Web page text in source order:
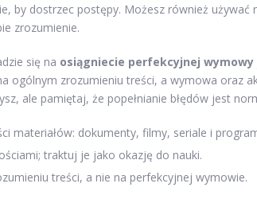
by dostrzec postępy. Możesz również
zrozumienie.
się na osiągniecie perfekcyjnej wymowy
ogólnym zrozumieniu treści, a wymowa oraz
ale pamiętaj, że popełnianie błędów jest
materiałów: dokumenty, filmy, seriale i
traktuj je jako okazję do nauki.
treści, a nie na perfekcyjnej wymowie.